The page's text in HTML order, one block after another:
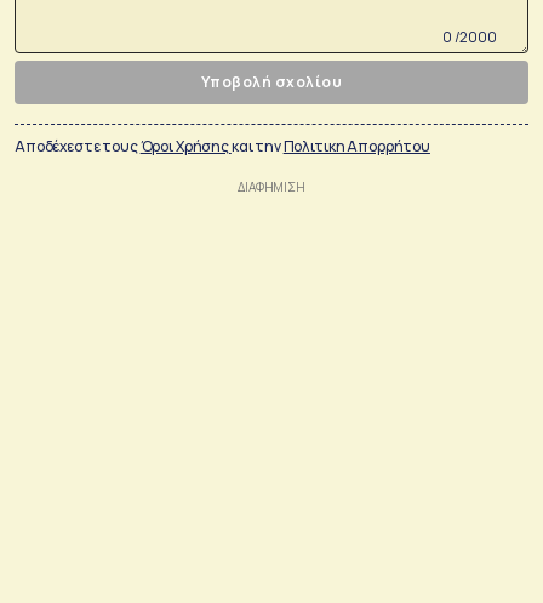
0 /2000
Υποβολή σχολίου
Αποδέχεστε τουςΌροι Χρήσηςκαι τηνΠολιτικη Απορρήτου